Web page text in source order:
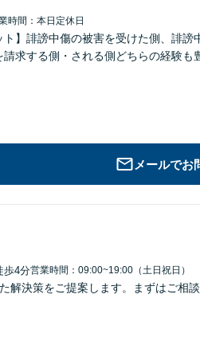
時間：本日定休日
ト】誹謗中傷の被害を受けた側、誹
求する側・される側どちらの経験も
メールでお
歩4分営業時間：09:00~19:00（土日祝日）
解決策をご提案します。まずはご相